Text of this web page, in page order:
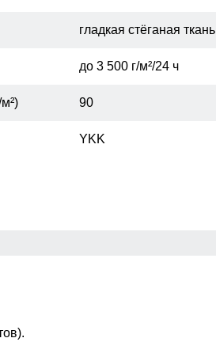
гладкая стёганая ткань
до 3 500 г/м²/24 ч
90
YKK